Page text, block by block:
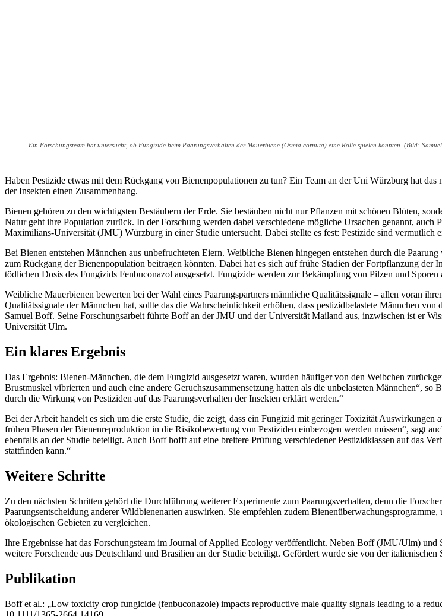
Ein Forschungsteam hat untersucht, ob Fungizide beim Paarungsverhalten der Mauerbiene (Osmia cornuta) eine Rolle spielen könnten. (Bild:
Haben Pestizide etwas mit dem Rückgang von Bienenpopulationen zu tun? Ein Team an der Uni Würzburg hat
der Insekten einen Zusammenhang.
Bienen gehören zu den wichtigsten Bestäubern der Erde. Sie bestäuben nicht nur Pflanzen mit schönen Blüten,
Natur geht ihre Population zurück. In der Forschung werden dabei verschiedene mögliche Ursachen genannt,
Maximilians-Universität (JMU) Würzburg in einer Studie untersucht. Dabei stellte es fest: Pestizide sind
Bei Bienen entstehen Männchen aus unbefruchteten Eiern. Weibliche Bienen hingegen entstehen durch die
zum Rückgang der Bienenpopulation beitragen könnten. Dabei hat es sich auf frühe Stadien der Fortpflanzung der
tödlichen Dosis des Fungizids Fenbuconazol ausgesetzt. Fungizide werden zur Bekämpfung von Pilzen und
Weibliche Mauerbienen bewerten bei der Wahl eines Paarungspartners männliche Qualitätssignale – allen voran
Qualitätssignale der Männchen hat, sollte das die Wahrscheinlichkeit erhöhen, dass pestizidbelastete Männchen
Samuel Boff. Seine Forschungsarbeit führte Boff an der JMU und der Universität Mailand aus, inzwischen ist er
Universität Ulm.
Ein klares Ergebnis
Das Ergebnis: Bienen-Männchen, die dem Fungizid ausgesetzt waren, wurden häufiger von den Weibchen
Brustmuskel vibrierten und auch eine andere Geruchszusammensetzung hatten als die unbelasteten Männchen“,
durch die Wirkung von Pestiziden auf das Paarungsverhalten der Insekten erklärt werden.“
Bei der Arbeit handelt es sich um die erste Studie, die zeigt, dass ein Fungizid mit geringer Toxizität Auswirkungen
frühen Phasen der Bienenreproduktion in die Risikobewertung von Pestiziden einbezogen werden müssen“, sagt
ebenfalls an der Studie beteiligt. Auch Boff hofft auf eine breitere Prüfung verschiedener Pestizidklassen auf das
stattfinden kann.“
Weitere Schritte
Zu den nächsten Schritten gehört die Durchführung weiterer Experimente zum Paarungsverhalten, denn die
Paarungsentscheidung anderer Wildbienenarten auswirken. Sie empfehlen zudem
ökologischen Gebieten zu vergleichen.
Ihre Ergebnisse hat das Forschungsteam im Journal of Applied Ecology veröffentlicht. Neben Boff (JMU/Ulm)
weitere Forschende aus Deutschland und Brasilien an der Studie beteiligt. Gefördert wurde sie von der
Publikation
Boff et al.: „Low toxicity crop fungicide (fenbuconazole) impacts reproductive male quality signals leading to a